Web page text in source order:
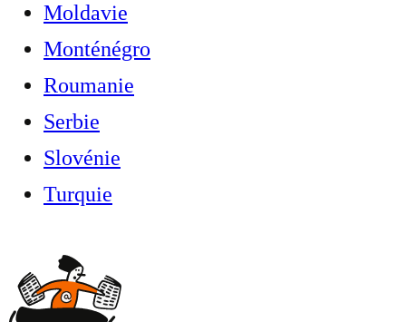
Moldavie
Monténégro
Roumanie
Serbie
Slovénie
Turquie